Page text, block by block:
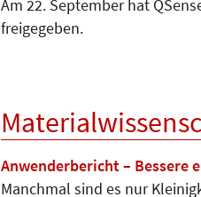
Am 22. September hat
freigegeben.
Anwenderbericht – Bessere
Manchmal sind es nur